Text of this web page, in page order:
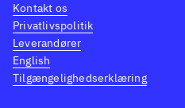
Kontakt os
Privatlivspolitik
Leverandører
English
Tilgængelighedserklæring